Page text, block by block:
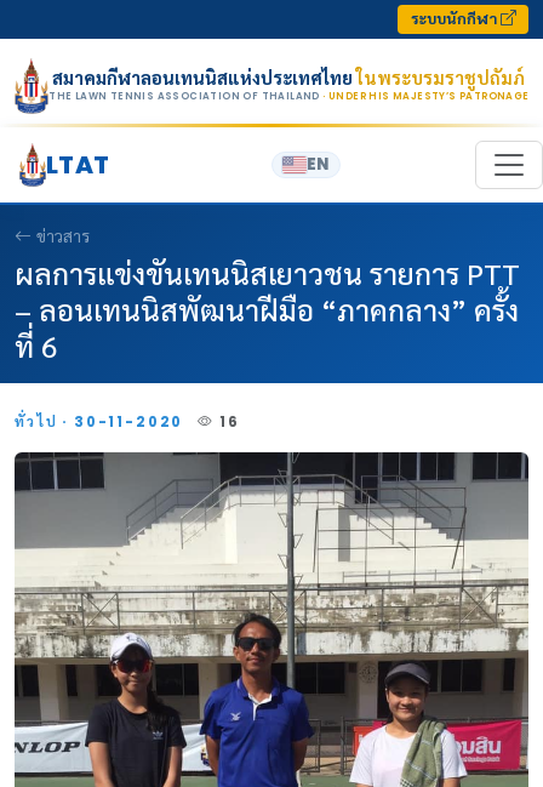
ระบบนักกีฬา
สมาคมกีฬาลอนเทนนิสแห่งประเทศไทยในพระบรมราชูปถัมภ์
THE LAWN TENNIS ASSOCIATION OF THAILAND · UNDER HIS MAJESTY’S PATRONAGE
LTAT EN
ข่าวสาร
ผลการแข่งขันเทนนิสเยาวชน รายการ PTT
– ลอนเทนนิสพัฒนาฝีมือ “ภาคกลาง” ครั้ง
ที่ 6
ทั่วไป · 30-11-2020 16